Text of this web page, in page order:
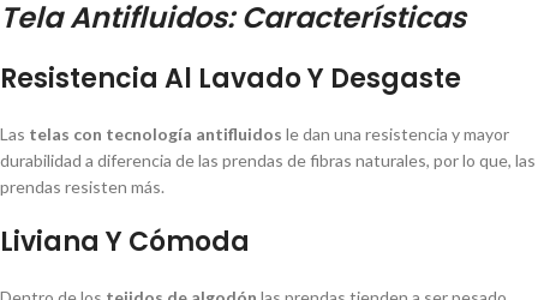
Tela Antifluidos: Características
Resistencia Al Lavado Y Desgaste
Las telas con tecnología antifluidos le dan una resistencia y mayor
durabilidad a diferencia de las prendas de fibras naturales, por lo que, las
prendas resisten más.
Liviana Y Cómoda